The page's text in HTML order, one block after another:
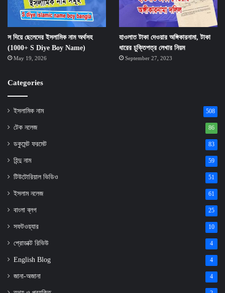
স দিয়ে ছেলেদের ইসলামিক নাম অর্থসহ
(1000+ S Diye Boy Name)
May 19, 2026
হাওলাত টাকা দেওয়ার অঙ্গিকারনামা, টাকা
ধারের চুক্তিপত্র লেখার নিয়ম
September 27, 2023
Categories
ইসলামিক নাম 508
টেক নলেজ 86
ডকুমেন্ট ফরমেট 83
হিন্দু নাম 59
টিউটোরিয়াল ভিডিও 51
ইসলাম নলেজ 61
বাংলা ব্লগ 25
সফটওয়্যার 10
প্রোডাক্ট রিভিউ 4
English Blog 4
জানা-অজানা 4